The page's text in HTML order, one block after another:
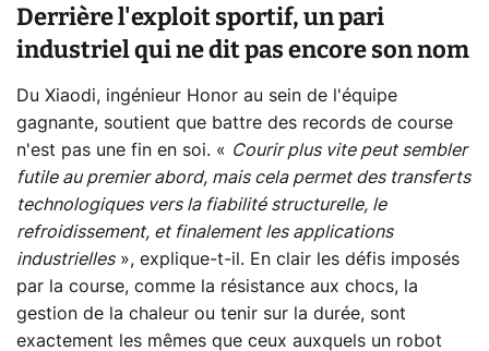
Derrière l'exploit sportif, un pari
industriel qui ne dit pas encore son nom
Du Xiaodi, ingénieur Honor au sein de l'équipe
gagnante, soutient que battre des records de course
n'est pas une fin en soi. « Courir plus vite peut sembler
futile au premier abord, mais cela permet des transferts
technologiques vers la fiabilité structurelle, le
refroidissement, et finalement les applications
industrielles», explique-t-il. En clair les défis imposés
par la course, comme la résistance aux chocs, la
gestion de la chaleur ou tenir sur la durée, sont
exactement les mêmes que ceux auxquels un robot